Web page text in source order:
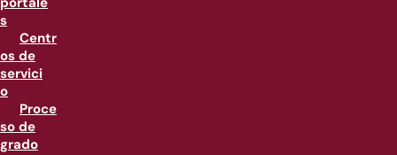
s
Centr
os de
servici
o
Proce
so de
grado